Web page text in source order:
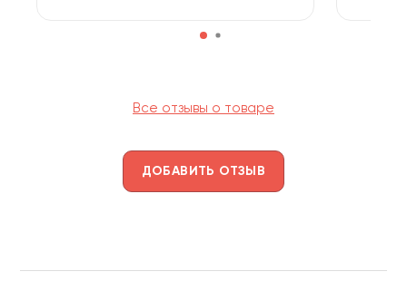
Все отзывы о товаре
ДОБАВИТЬ ОТЗЫВ